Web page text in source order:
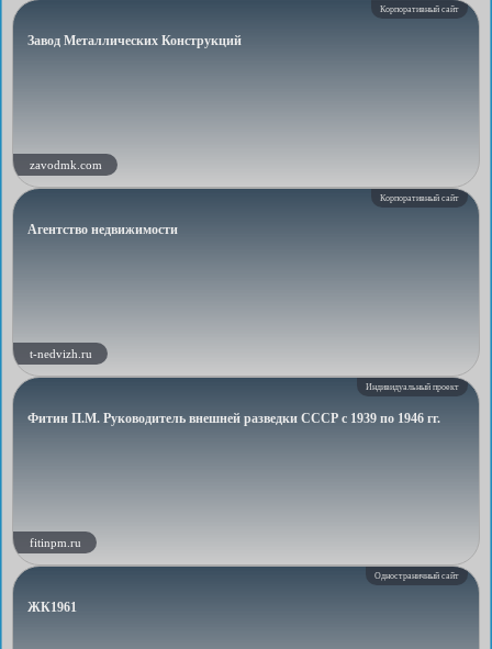
Корпоративный сайт
Завод Металлических Конструкций
zavodmk.com
Корпоративный сайт
Агентство недвижимости
t-nedvizh.ru
Индивидуальный проект
Фитин П.М. Руководитель внешней разведки СССР с 1939 по 1946 гг.
fitinpm.ru
Одностраничный сайт
ЖК1961